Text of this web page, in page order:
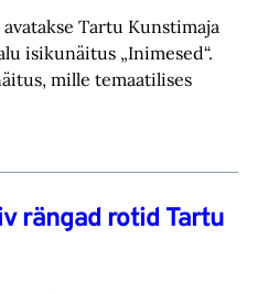
Tartu Kunstimaja
isikunäitus „Inimesed“.
mille temaatilises
rängad rotid Tartu